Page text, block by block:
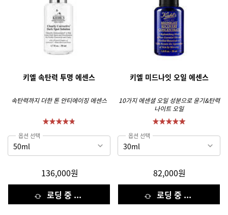
키엘 속탄력 투명 에센스
속탄력까지 더한 톤 안티에이징 에센스
옵션 선택
136,000원
로딩 중 ...
키엘 미드나잇 오일 에센스
10가지 에센셜 오일 성분으로 윤기&탄력
나이트 오일
옵션 선택
82,000원
로딩 중 ...